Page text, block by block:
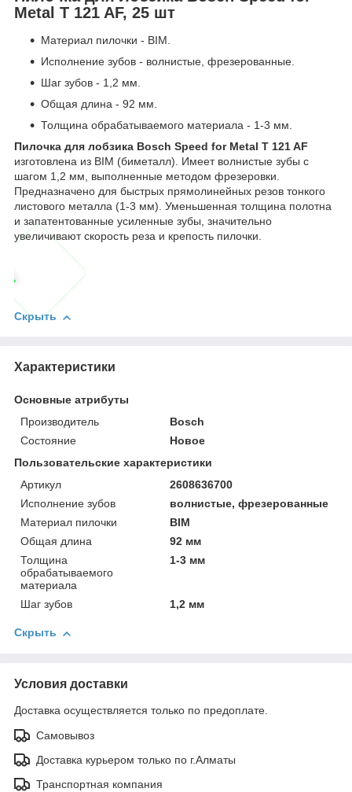
Metal T 121 AF, 25 шт
Материал пилочки - BIM.
Исполнение зубов - волнистые, фрезерованные.
Шаг зубов - 1,2 мм.
Общая длина - 92 мм.
Толщина обрабатываемого материала - 1-3 мм.
Пилочка для лобзика Bosch Speed for Metal T 121 AF
изготовлена из BIM (биметалл). Имеет волнистые зубы с
шагом 1,2 мм, выполненные методом фрезеровки.
Предназначено для быстрых прямолинейных резов тонкого
листового металла (1-3 мм). Уменьшенная толщина полотна
и запатентованные усиленные зубы, значительно
увеличивают скорость реза и крепость пилочки.
Скрыть
Характеристики
Основные атрибуты
Производитель
Bosch
Состояние
Новое
Пользовательские характеристики
Артикул
2608636700
Исполнение зубов
волнистые, фрезерованные
Материал пилочки
BIM
Общая длина
92 мм
Толщина
обрабатываемого
материала
1-3 мм
Шаг зубов 1,2 мм
Скрыть
Условия доставки
Доставка осуществляется только по предоплате.
Самовывоз
Доставка курьером только по г.Алматы
Транспортная компания